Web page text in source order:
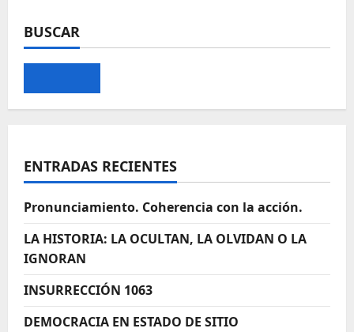
entradas
BUSCAR
ENTRADAS RECIENTES
Pronunciamiento. Coherencia con la acción.
LA HISTORIA: LA OCULTAN, LA OLVIDAN O LA
IGNORAN
INSURRECCIÓN 1063
DEMOCRACIA EN ESTADO DE SITIO